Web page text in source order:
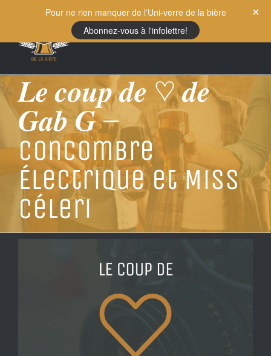
content
𝑳𝒆 𝒄𝒐𝒖𝒑 𝒅𝒆 ♡ 𝒅𝒆
𝑮𝒂𝒃 𝑮 –
Concombre
Électrique et Miss
Céleri
Pour ne rien manquer de l'Uni-verre de la bière
Abonnez-vous à l'infolettre!